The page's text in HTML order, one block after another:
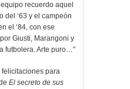
recuerdo aquel
del ‘63 y el campeón
el ‘84, con ese
Giusti, Marangoni y
futbolera. Arte puro…"
para
El secreto de sus